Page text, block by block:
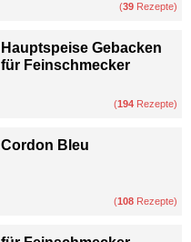
(39 Rezepte)
Hauptspeise Gebacken
für Feinschmecker
(194 Rezepte)
Cordon Bleu
(108 Rezepte)